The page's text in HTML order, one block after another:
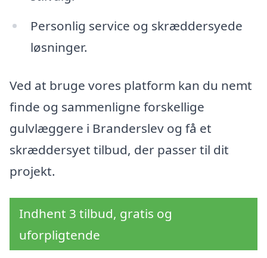
Personlig service og skræddersyede
løsninger.
Ved at bruge vores platform kan du nemt
finde og sammenligne forskellige
gulvlæggere i Branderslev og få et
skræddersyet tilbud, der passer til dit
projekt.
Indhent 3 tilbud, gratis og
uforpligtende